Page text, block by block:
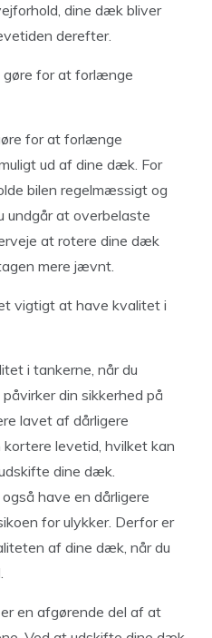
dine dæk bliver
derefter.
gøre for at forlænge
for at forlænge
ud af dine dæk. For
bilen regelmæssigt og
undgår at overbelaste
at rotere dine dæk
mere jævnt.
vigtigt at have kvalitet i
i tankerne, når du
din sikkerhed på
lavet af dårligere
levetid, hvilket kan
dine dæk.
have en dårligere
for ulykker. Derfor er
af dine dæk, når du
en afgørende del af at